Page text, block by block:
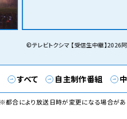
©テレビトクシマ 【受信生中継】2026
すべて 自主制作番組
都合により放送日時が変更になる場合があ